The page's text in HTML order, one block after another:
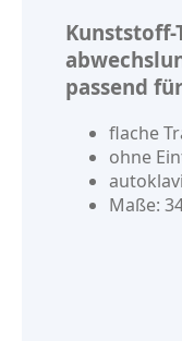
Kunststoff-
passend
flache
ohne
Maße: